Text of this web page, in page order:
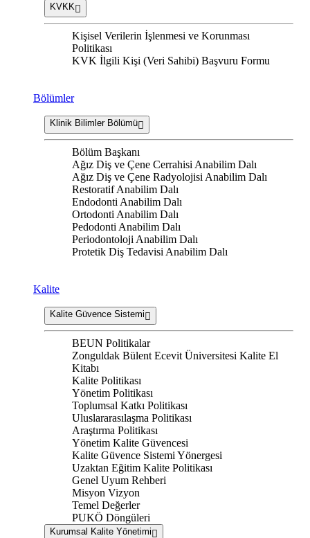
KVKK
Kişisel Verilerin İşlenmesi ve Korunması
Politikası
KVK İlgili Kişi (Veri Sahibi) Başvuru Formu
Bölümler
Klinik Bilimler Bölümü
Bölüm Başkanı
Ağız Diş ve Çene Cerrahisi Anabilim Dalı
Ağız Diş ve Çene Radyolojisi Anabilim Dalı
Restoratif Anabilim Dalı
Endodonti Anabilim Dalı
Ortodonti Anabilim Dalı
Pedodonti Anabilim Dalı
Periodontoloji Anabilim Dalı
Protetik Diş Tedavisi Anabilim Dalı
Kalite
Kalite Güvence Sistemi
BEUN Politikalar
Zonguldak Bülent Ecevit Üniversitesi Kalite El
Kitabı
Kalite Politikası
Yönetim Politikası
Toplumsal Katkı Politikası
Uluslararasılaşma Politikası
Araştırma Politikası
Yönetim Kalite Güvencesi
Kalite Güvence Sistemi Yönergesi
Uzaktan Eğitim Kalite Politikası
Genel Uyum Rehberi
Misyon Vizyon
Temel Değerler
PUKÖ Döngüleri
Kurumsal Kalite Yönetimi